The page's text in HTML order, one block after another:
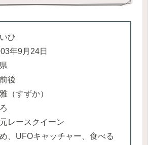
ひ
年9月24日
後
（すずか）
レースクイーン
、UFOキャッチャー、食べる